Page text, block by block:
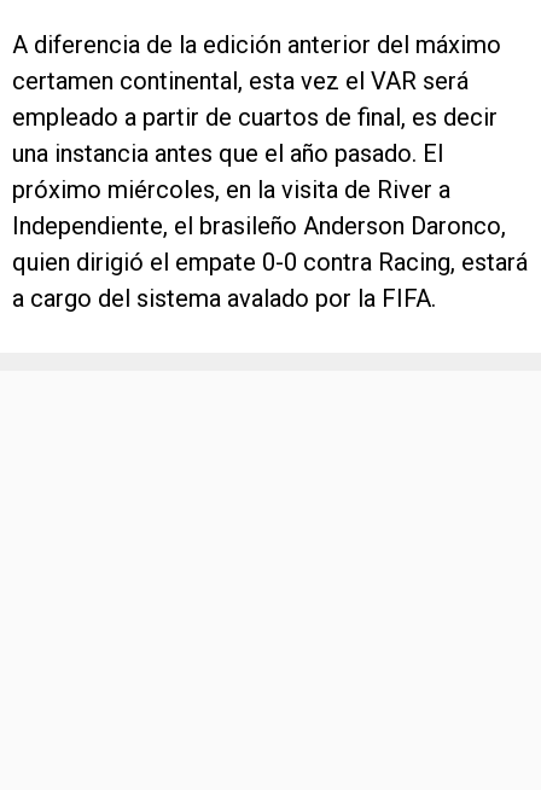
A diferencia de la edición anterior del máximo
certamen continental, esta vez el VAR será
empleado a partir de cuartos de final, es decir
una instancia antes que el año pasado. El
próximo miércoles, en la visita de River a
Independiente, el brasileño Anderson Daronco,
quien dirigió el empate 0-0 contra Racing, estará
a cargo del sistema avalado por la FIFA.